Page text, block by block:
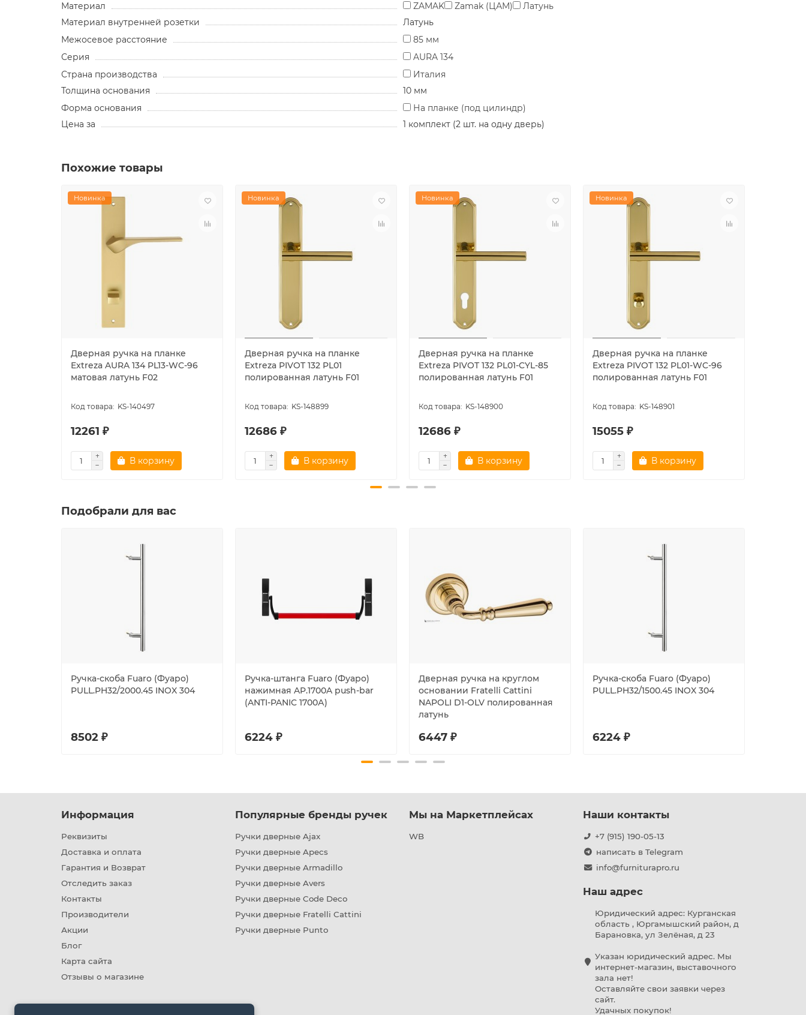
Материал
ZAMAK Zamak (ЦАМ)
Латунь
Материал внутренней розетки
Латунь
Межосевое расстояние
85 мм
Серия
AURA 134
Страна производства
Италия
Толщина основания
10 мм
Форма основания
На планке (под цилиндр)
Цена за
1 комплект (2 шт. на одну дверь)
Похожие товары
Новинка
Дверная ручка на планке
Extreza AURA 134 PL13-WC-96
матовая латунь F02
KS-140497
12261 ₽
В корзину
Новинка
Дверная ручка на планке
Extreza PIVOT 132 PL01
полированная латунь F01
KS-148899
12686 ₽
В корзину
Новинка
Дверная ручка на планке
Extreza PIVOT 132 PL01-CYL-85
полированная латунь F01
KS-148900
12686 ₽
В корзину
Новинка
Дверная ручка на планке
Extreza PIVOT 132 PL01-WC-96
полированная латунь F01
KS-148901
15055 ₽
В корзину
Подобрали для вас
Ручка-скоба Fuaro (Фуаро)
PULL.PH32/2000.45 INOX 304
8502 ₽
Ручка-штанга Fuaro (Фуаро)
нажимная AP.1700A push-bar
(ANTI-PANIC 1700А)
6224 ₽
Дверная ручка на круглом
основании Fratelli Cattini
NAPOLI D1-OLV полированная
латунь
6447 ₽
Ручка-скоба Fuaro (Фуаро)
PULL.PH32/1500.45 INOX 304
6224 ₽
Информация
Реквизиты
Доставка и оплата
Гарантия и Возврат
Отследить заказ
Контакты
Производители
Акции
Блог
Карта сайта
Отзывы о магазине
Популярные бренды ручек
Ручки дверные Ajax
Ручки дверные Apecs
Ручки дверные Armadillo
Ручки дверные Avers
Ручки дверные Code Deco
Ручки дверные Fratelli Cattini
Ручки дверные Punto
Мы на Маркетплейсах
WB
Наши контакты
+7 (915) 190-05-13
написать в Telegram
info@furniturapro.ru
Наш адрес
Юридический адрес: Курганская
область , Юргамышский район, д
Барановка, ул Зелёная, д 23
Указан юридический адрес. Мы
интернет-магазин, выставочного
зала нет!
Оставляйте свои заявки через
сайт.
Удачных покупок!